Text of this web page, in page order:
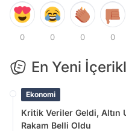
0 0 0 0
En Yeni
Ekonomi
Kritik Veriler Geldi, Altın
Rakam Belli Oldu